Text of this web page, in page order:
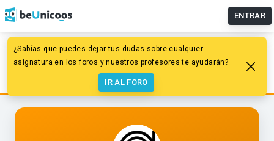
ENTRAR
¿Sabías que puedes dejar tus dudas sobre cualquier
asignatura en los foros y nuestros profesores te ayudarán?
IR AL FORO
Dibujo Sistema diédrico
Intersecciones
Intersección de Parábolas con foco común y directrices